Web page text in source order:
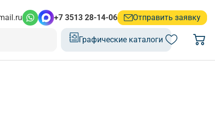
+7 3513 28-14-06 Отправить заявку
Графические каталоги